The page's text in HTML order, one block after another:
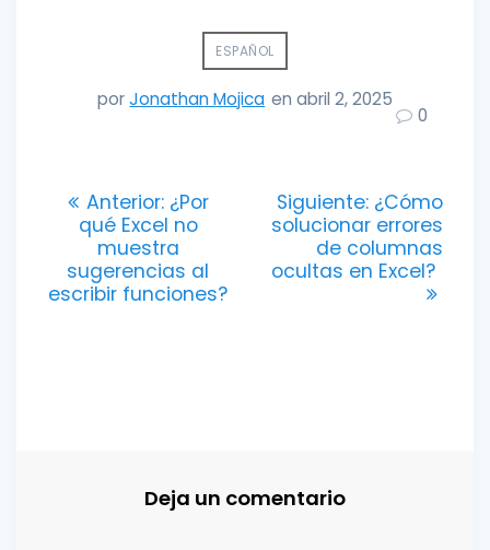
ESPAÑOL
porJonathan Mojica en abril 2, 2025
0
Navegación
entradas
Anterior: Entrada
anterior:
¿Por
qué Excel no
muestra
sugerencias al
escribir funciones?
Siguiente: Entrada
siguiente:
¿Cómo
solucionar errores
de columnas
ocultas en Excel?
Deja un comentario